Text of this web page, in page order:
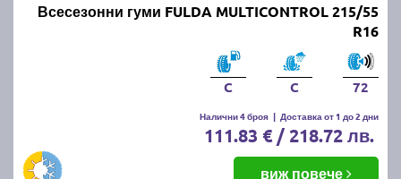
Всесезонни гуми FULDA MULTICONTROL 215/55
R16
C C 72
Налични 4 броя | Доставка от 1 до 2 дни
111.83 € / 218.72 лв.
виж повече